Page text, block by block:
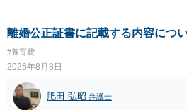
離婚公正証書に記載する内容につ
#養育費
2026年8月8日
肥田 弘昭 弁護士